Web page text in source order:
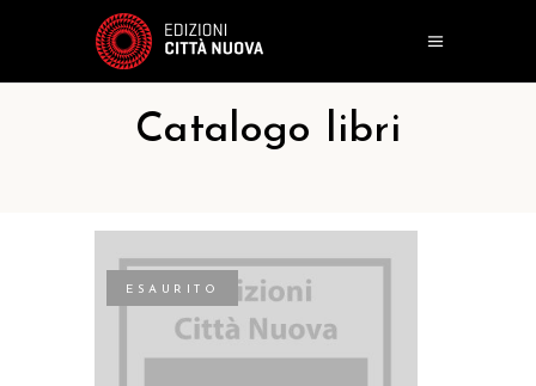
Catalogo libri
ESAURITO